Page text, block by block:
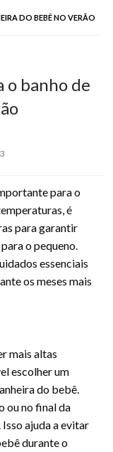
DO BEBÊ NO VERÃO
o banho de
para o
é
para garantir
o pequeno.
essenciais
os meses mais
mais altas
escolher um
do bebê.
ou no final da
ajuda a evitar
durante o